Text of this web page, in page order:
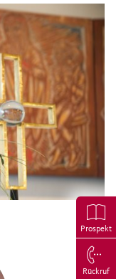
Prospekt
Rückruf